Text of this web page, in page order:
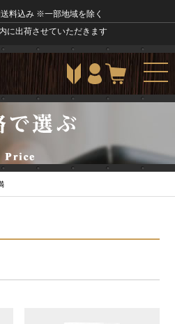
料込み ※一部地域を除く
に出荷させていただきます